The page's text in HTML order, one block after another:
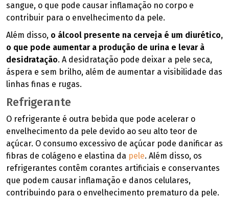
sangue, o que pode causar inflamação no corpo e
contribuir para o envelhecimento da pele.
Além disso, o álcool presente na cerveja é um diurético,
o que pode aumentar a produção de urina e levar à
desidratação. A desidratação pode deixar a pele seca,
áspera e sem brilho, além de aumentar a visibilidade das
linhas finas e rugas.
Refrigerante
O refrigerante é outra bebida que pode acelerar o
envelhecimento da pele devido ao seu alto teor de
açúcar. O consumo excessivo de açúcar pode danificar as
fibras de colágeno e elastina da pele. Além disso, os
refrigerantes contêm corantes artificiais e conservantes
que podem causar inflamação e danos celulares,
contribuindo para o envelhecimento prematuro da pele.